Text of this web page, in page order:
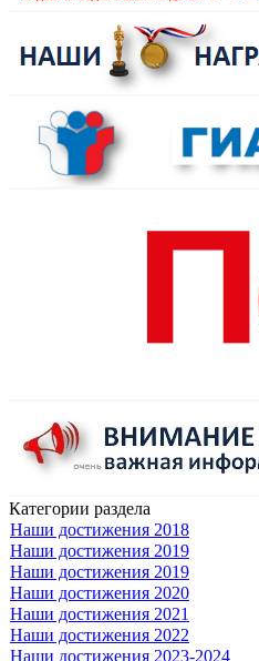
Категории раздела
Наши достижения 2018
Наши достижения 2019
Наши достижения 2019
Наши достижения 2020
Наши достижения 2021
Наши достижения 2022
Наши достижения 2023-2024